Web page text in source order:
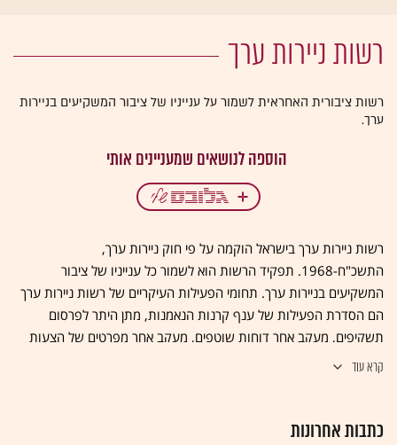
רשות ניירות ערך
רשות ציבורית האחראית לשמור על ענייניו של ציבור המשקיעים בניירות
ערך.
רשות ניירות ערך בישראל הוקמה על פי חוק ניירות ערך,
התשכ"ח-1968. תפקיד הרשות הוא לשמור כל ענייניו של ציבור
המשקיעים בניירות ערך. תחומי הפעילות העיקריים של רשות ניירות ערך
הם הסדרת הפעילות של ענף קרנות הנאמנות, מתן היתר לפרסום
תשקיפים, מעקב אחר דוחות שוטפים, מעקב אחר מפרטים של הצעות
רכש, רישוי מנהלי תיקים ויועצי השקעות, עריכת חקירות ופיקוח על ניהול
רואי חשבון, משפטנים וכלכלנים. הרשות יסדה יחד עם לשכת רואי
קרא עוד
כתבות אחרונות